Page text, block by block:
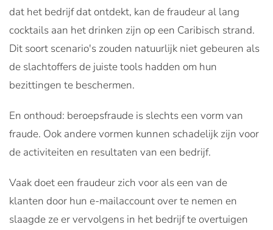
dat het bedrijf dat ontdekt, kan de fraudeur al lang
cocktails aan het drinken zijn op een Caribisch strand.
Dit soort scenario's zouden natuurlijk niet gebeuren als
de slachtoffers de juiste tools hadden om hun
bezittingen te beschermen.
En onthoud: beroepsfraude is slechts een vorm van
fraude. Ook andere vormen kunnen schadelijk zijn voor
de activiteiten en resultaten van een bedrijf.
Vaak doet een fraudeur zich voor als een van de
klanten door hun e-mailaccount over te nemen en
slaagde ze er vervolgens in het bedrijf te overtuigen